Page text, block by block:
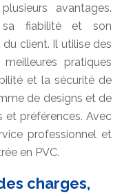
avantages.
sa fiabilité et son
client. Il utilise des
pratiques
et la sécurité de
de designs et de
et préférences. Avec
professionnel et
en PVC.
charges,